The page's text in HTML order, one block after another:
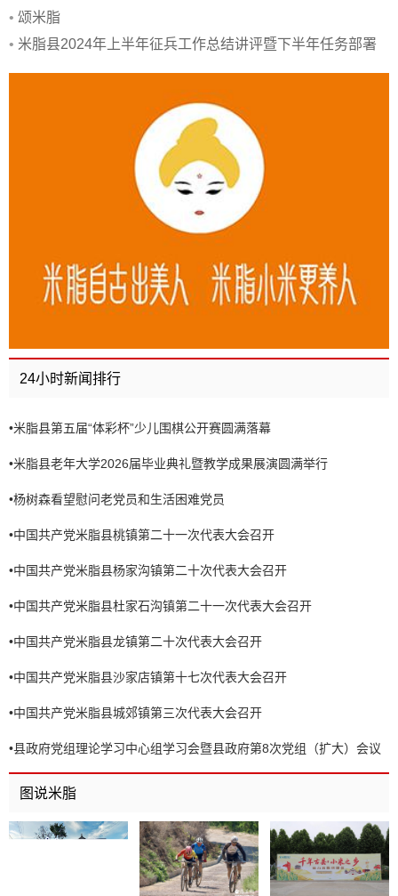
• 颂米脂
• 米脂县2024年上半年征兵工作总结讲评暨下半年任务部署
会召开
24小时新闻排行
•米脂县第五届“体彩杯”少儿围棋公开赛圆满落幕
•米脂县老年大学2026届毕业典礼暨教学成果展演圆满举行
•杨树森看望慰问老党员和生活困难党员
•中国共产党米脂县桃镇第二十一次代表大会召开
•中国共产党米脂县杨家沟镇第二十次代表大会召开
•中国共产党米脂县杜家石沟镇第二十一次代表大会召开
•中国共产党米脂县龙镇第二十次代表大会召开
•中国共产党米脂县沙家店镇第十七次代表大会召开
•中国共产党米脂县城郊镇第三次代表大会召开
•县政府党组理论学习中心组学习会暨县政府第8次党组（扩大）会议
召开
图说米脂